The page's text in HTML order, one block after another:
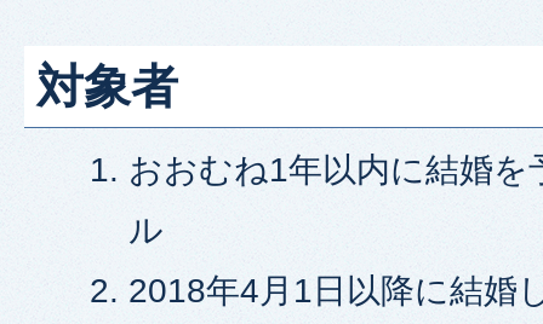
対象者
おおむね1年以内に結婚
ル
2018年4月1日以降に結婚